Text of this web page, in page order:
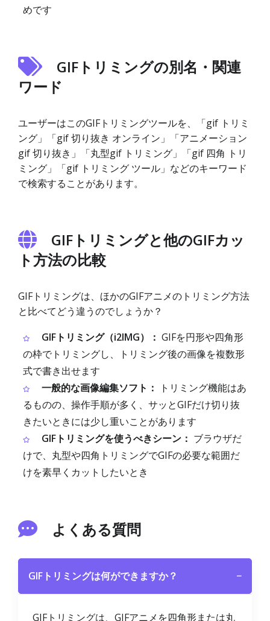
めです
GIFトリミングの別名・関連
ワード
ユーザーはこのGIFトリミングツールを、「gif トリミ
ング」「gif 切り抜き オンライン」「アニメーション
gif 切り抜き」「丸型gif トリミング」「gif 四角 トリ
ミング」「gif トリミング ツール」などのキーワード
で検索することがあります。
GIFトリミングと他のGIFカッ
ト方法の比較
GIFトリミングは、ほかのGIFアニメのトリミング方法
と比べてどう違うのでしょうか？
GIFトリミング（i2IMG）： GIFを円形や四角形
の枠でトリミングし、トリミング後の画像を複数形
式で書き出せます
一般的な画像編集ソフト：
トリミング機能はあ
るものの、操作手順が多く、サッとGIFだけ切り抜
きたいときには少し重いことがあります
GIFトリミングを使うべきシーン： ブラウザだ
けで、丸型や四角トリミングでGIFの必要な範囲だ
けを素早くカットしたいとき
よくある質問
GIFトリミングは何ができますか？ −
GIFトリミングは、GIFアニメを四角形または丸